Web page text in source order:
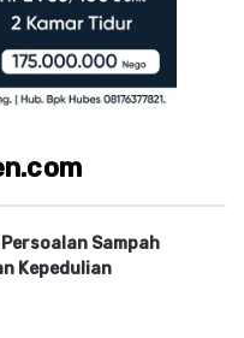
Sampah
Kepedulian